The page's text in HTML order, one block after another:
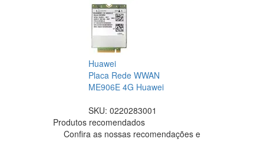
Huawei
Placa Rede WWAN
ME906E 4G Huawei
SKU: 0220283001
Produtos recomendados
Confira as nossas recomendações e